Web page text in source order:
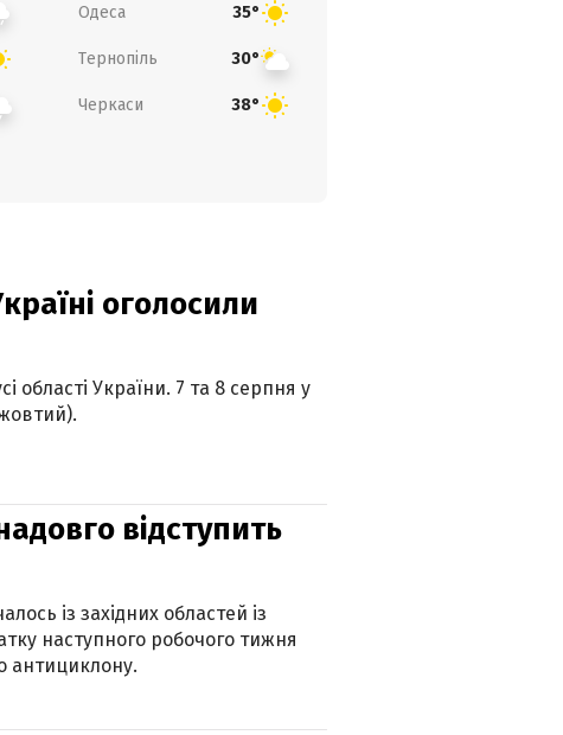
Одеса 35°
Тернопіль 30°
Черкаси 38°
оголосили
області України. 7 та 8 серпня у
відступить
із західних областей із
наступного робочого тижня
антициклону.